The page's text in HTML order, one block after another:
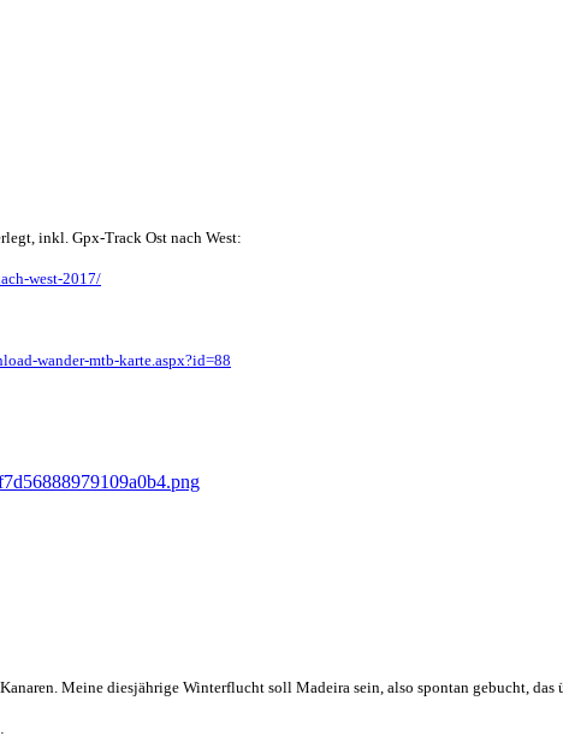
inkl. Gpx-Track Ost nach West:
west-2017/
wander-mtb-karte.aspx?id=88
Meine diesjährige Winterflucht soll Madeira sein, also spontan gebucht,